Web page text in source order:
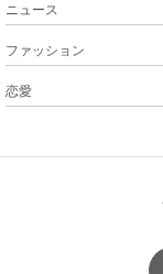
ニュース
ファッション
恋愛